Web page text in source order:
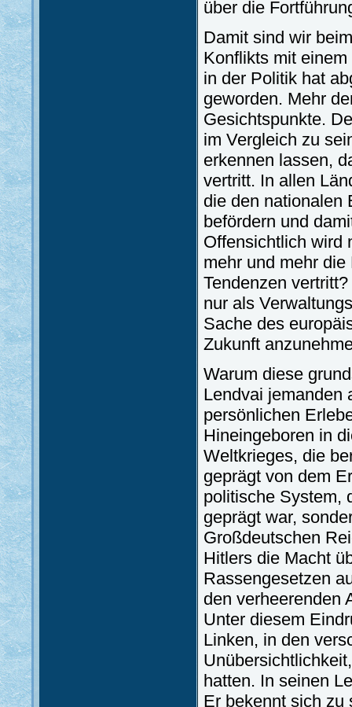
über die
Damit sind wir
Konflikts mit
in der Politik hat
geworden. Mehr
Gesichtspunkte.
im Vergleich zu
erkennen lassen,
vertritt. In allen
die den nationalen
befördern und
Offensichtlich wird
mehr und mehr
Tendenzen
nur als
Sache des
Zukunft
Warum diese
Lendvai jemanden
persönlichen
Hineingeboren in
Weltkrieges, die
geprägt von dem
politische System,
geprägt war,
Großdeutschen
Hitlers die Macht
Rassengesetzen
den verheerenden
Unter diesem
Linken, in den
hatten. In seinen
Er bekennt sich zu